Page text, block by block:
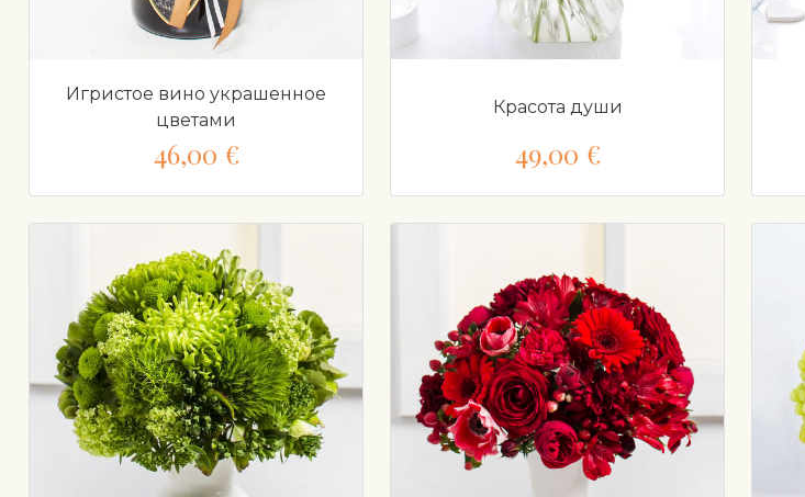
Игристое вино украшенное
цветами
46,00 €
Красота души
49,00 €